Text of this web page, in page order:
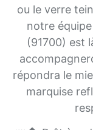
ou le verre
notre
(91700) est
répondra le
marquise